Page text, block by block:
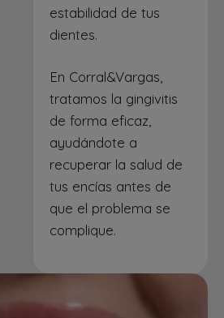
estabilidad de tus
dientes.
En Corral&Vargas,
tratamos la gingivitis
de forma eficaz,
ayudándote a
recuperar la salud de
tus encías antes de
que el problema se
complique.